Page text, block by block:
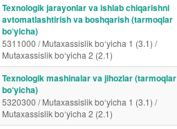
Texnologik jarayonlar va ishlab chiqarishni
avtomatlashtirish va boshqarish (tarmoqlar
bo‘yicha)
5311000 / Mutaxassislik bo‘yicha 1 (3.1) /
Mutaxassislik bo‘yicha 2 (2.1)
Texnologik mashinalar va jihozlar (tarmoqlar
bo‘yicha)
5320300 / Mutaxassislik bo‘yicha 1 (3.1) /
Mutaxassislik bo‘yicha 2 (2.1)